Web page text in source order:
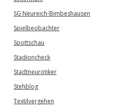
SG Neureich-Bimbeshausen
Spielbeobachter
Spottschau
Stadioncheck
Stadtneurotiker
Stehblog
Textilvergehen